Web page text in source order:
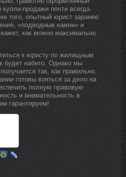
продажи почти всегда
того, опытный юрист заранее
«подводные камни» и
как можно максимально
к юристу по жилищным
будет набито. Однако мы
так, как правильно.
готовы взяться за дело на
полную правовую
и внимательность в
гарантируем!